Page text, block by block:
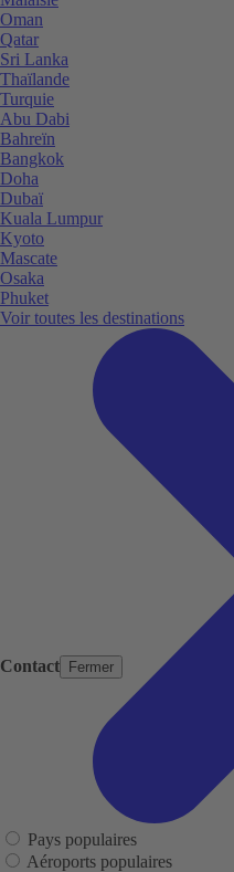
Contact Fermer
Oman
Qatar
Sri Lanka
Thaïlande
Turquie
Abu Dabi
Bahreïn
Bangkok
Doha
Dubaï
Kuala Lumpur
Kyoto
Mascate
Osaka
Phuket
Voir toutes les destinations
Pays populaires
Aéroports populaires